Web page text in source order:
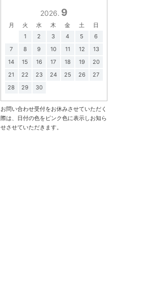
2026. 9
月 火 水 木 金 土
日
1
2 3 4 5
6
7
8 9 10 11 12
13
14
15 16 17 18 19
20
21
22 23 24 25 26
27
28
29 30
お問い合わせ受付をお休みさせていただく
際は、日付の色をピンク色に表示しお知ら
せさせていただきます。